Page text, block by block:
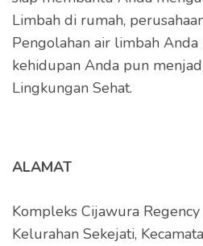
Limbah di rumah,
Pengolahan air limbah Anda
kehidupan Anda pun
Lingkungan Sehat.
ALAMAT
Kompleks Cijawura Regency
Kelurahan Sekejati,